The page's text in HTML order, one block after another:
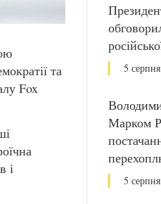
5
Марком
5
та
Fox
і